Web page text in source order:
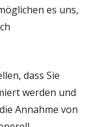
es uns,
dass Sie
werden und
Annahme von